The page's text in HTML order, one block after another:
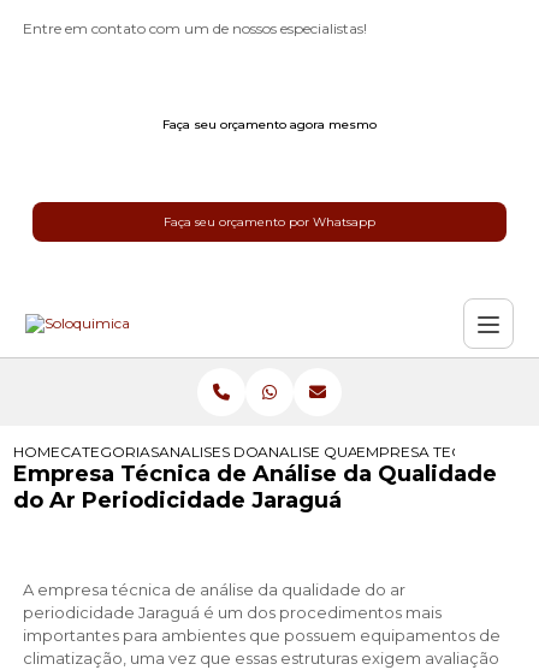
Entre em contato com um de nossos especialistas!
Faça seu orçamento agora mesmo
Faça seu orçamento por Whatsapp
HOMECATEGORIASANALISES DO ARANALISE QUALIDADE AREMPRESA TECNICA DE
Empresa Técnica de Análise da Qualidade
do Ar Periodicidade Jaraguá
A empresa técnica de análise da qualidade do ar
periodicidade Jaraguá é um dos procedimentos mais
importantes para ambientes que possuem equipamentos de
climatização, uma vez que essas estruturas exigem avaliação